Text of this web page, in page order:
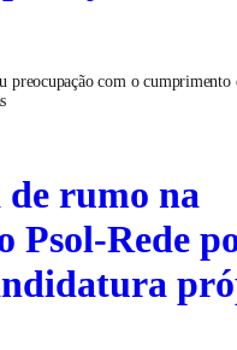
preocupação com o cumprimento
rumo na
Psol-Rede